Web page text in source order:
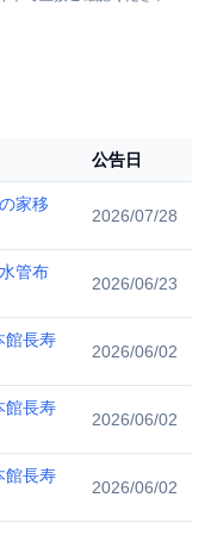
公告日
家移
2026/07/28
管布
2026/06/23
館長寿
2026/06/02
館長寿
2026/06/02
館長寿
2026/06/02